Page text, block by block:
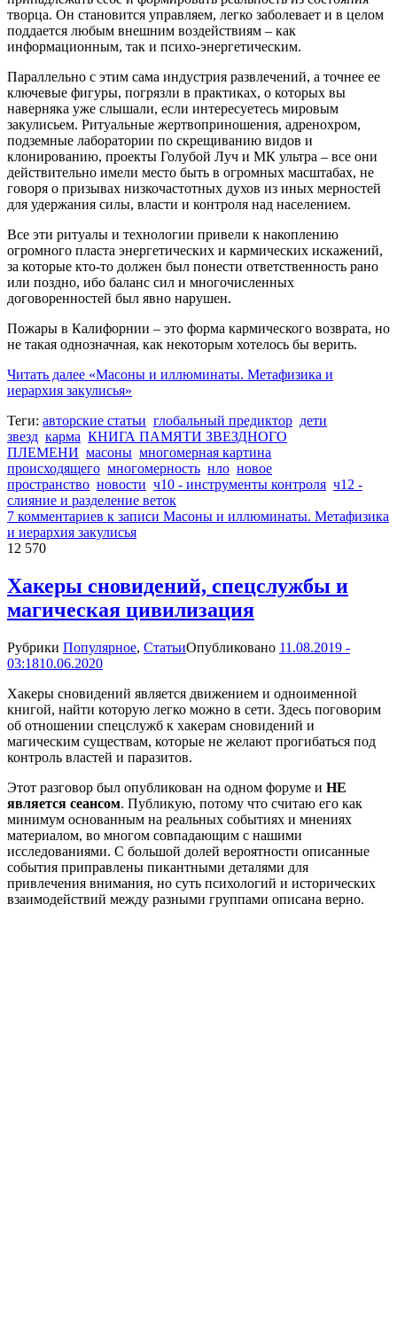
творца. Он становится управляем, легко заболевает и в целом
поддается любым внешним воздействиям – как
информационным, так и психо-энергетическим.
Параллельно с этим сама индустрия развлечений, а точнее ее
ключевые фигуры, погрязли в практиках, о которых вы
наверняка уже слышали, если интересуетесь мировым
закулисьем. Ритуальные жертвоприношения, адренохром,
подземные лаборатории по скрещиванию видов и
клонированию, проекты Голубой Луч и МК ультра – все они
действительно имели место быть в огромных масштабах, не
говоря о призывах низкочастотных духов из иных мерностей
для удержания силы, власти и контроля над населением.
Все эти ритуалы и технологии привели к накоплению
огромного пласта энергетических и кармических искажений,
за которые кто-то должен был понести ответственность рано
или поздно, ибо баланс сил и многочисленных
договоренностей был явно нарушен.
Пожары в Калифорнии – это форма кармического возврата, но
не такая однозначная, как некоторым хотелось бы верить.
Читать далее «Масоны и иллюминаты. Метафизика и
иерархия закулисья»
Теги: авторские статьи глобальный предиктор дети
звезд карма КНИГА ПАМЯТИ ЗВЕЗДНОГО
ПЛЕМЕНИ масоны многомерная картина
происходящего многомерность нло новое
пространство новости ч10 - инструменты контроля ч12 -
слияние и разделение веток
7 комментариев к записи Масоны и иллюминаты. Метафизика
и иерархия закулисья
12 570
Хакеры сновидений, спецслужбы и
магическая цивилизация
Рубрики Популярное, СтатьиОпубликовано 11.08.2019 -
03:1810.06.2020
Хакеры сновидений является движением и одноименной
книгой, найти которую легко можно в сети. Здесь поговорим
об отношении спецслужб к хакерам сновидений и
магическим существам, которые не желают прогибаться под
контроль властей и паразитов.
Этот разговор был опубликован на одном форуме и НЕ
является сеансом. Публикую, потому что считаю его как
минимум основанным на реальных событиях и мнениях
материалом, во многом совпадающим с нашими
исследованиями. С большой долей вероятности описанные
события приправлены пикантными деталями для
привлечения внимания, но суть психологий и исторических
взаимодействий между разными группами описана верно.